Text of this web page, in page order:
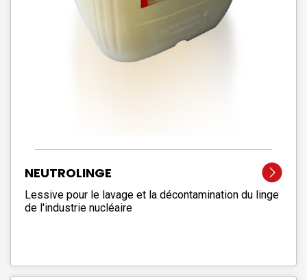
NEUTROLINGE
Lessive pour le lavage et la décontamination du linge
de l'industrie nucléaire